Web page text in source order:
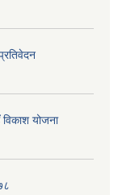
योजना